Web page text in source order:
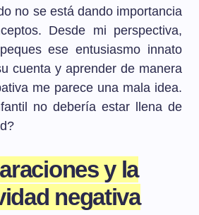
no se está dando importancia
Desde mi perspectiva,
ese entusiasmo innato
cuenta y aprender de manera
me parece una mala idea.
no debería estar llena de
y la
negativa